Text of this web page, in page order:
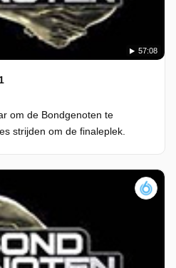
57:08
om de Bondgenoten te
strijden om de finaleplek.